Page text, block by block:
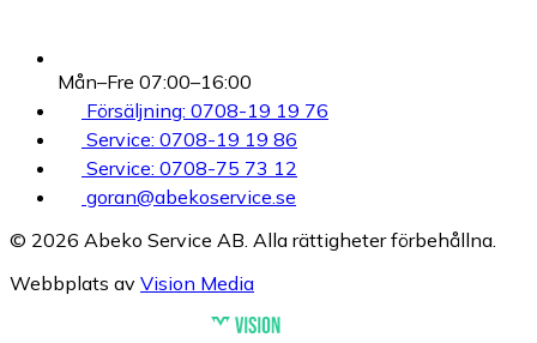
Mån–Fre 07:00–16:00
Försäljning: 0708-19 19 76
Service: 0708-19 19 86
Service: 0708-75 73 12
goran@abekoservice.se
© 2026 Abeko Service AB. Alla rättigheter förbehållna.
Webbplats av Vision Media